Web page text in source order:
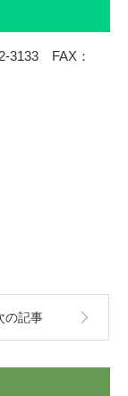
3133 FAX：
の記事